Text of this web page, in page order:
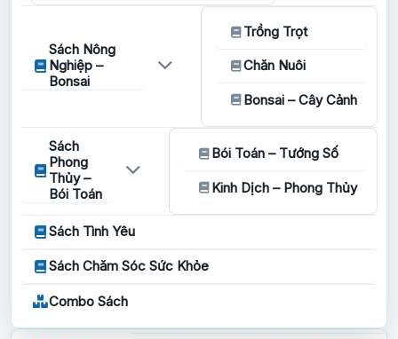
Sách Nông
Nghiệp –
Bonsai
Trồng Trọt
Chăn Nuôi
Bonsai – Cây Cảnh
Sách
Phong
Thủy –
Bói Toán
Bói Toán – Tướng Số
Kinh Dịch – Phong Thủy
Sách Tình Yêu
Sách Chăm Sóc Sức Khỏe
Combo Sách